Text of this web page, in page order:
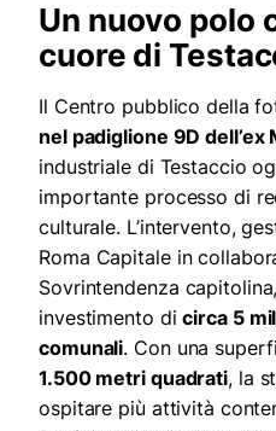
Un nuovo polo
cuore di
Il Centro pubblico della
nel padiglione 9D dell’ex
industriale di Testaccio
importante processo di
culturale. L’intervento,
Roma Capitale in
Sovrintendenza
investimento dicirca 5
comunali. Con una
1.500 metri quadrati, la
ospitare più attività